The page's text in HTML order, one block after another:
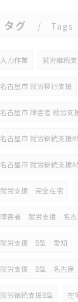
タグ Tags
入力作業 就労継続
名古屋市 就労移行支援
名古屋市 障害者 就労支
名古屋市 就労継続支援B
名古屋市 就労継続支援A
就労支援 完全在宅
障害者 就労支援 名古
就労支援 B型 愛知
就労支援 B型 名古屋
就労継続支援B型 在